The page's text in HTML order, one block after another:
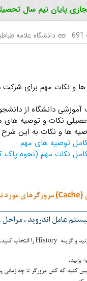
پایان نیم سال تحصیلی
691
link دانشگاه علامه
و نکات مهم برای شرکت
آموزشی دانشگاه از
نکات و توصیه های
ها و نکات به این
کامل توصیه های مهم
کامل نکات مهم (نحوه